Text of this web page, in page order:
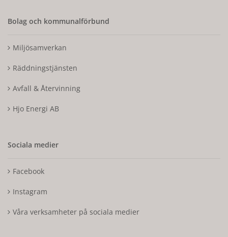
Bolag och kommunalförbund
Miljösamverkan
Räddningstjänsten
Avfall & Återvinning
Hjo Energi AB
Sociala medier
Facebook
Instagram
Våra verksamheter på sociala medier